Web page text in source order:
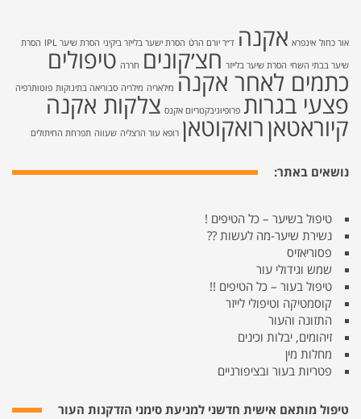
אור כחול אינפרא אקנה ד״ר יורם הרטֿ הסרת ישער בלייזר ביקיני הסרת שיער IPL
הסרת
שיער בבתי השחי הסרת שיער בלייזר חצ׳קונים חררה טיפולים
כתמים לאחר אקנה מילאריה מילריה סבוריאה בתינוקות פוטותרפיה
פצעי בגרות פרופיוניבקטריום אקנס צלקות אקנה
קיוראטאןרואקוטאן רופא עור הרצליה שעווה תפרחת החיתולים
נושאים באתר:
טיפול בשיער – כל הטיפים !
נשירת שיער-מה לעשות ??
פסוריאזיס
שמש וגידולי עור
טיפול בעור – כל הטיפים !!
קוסמטיקה וטיפולי לייזר
התזונה והעור
זיהומים, יבלות וכינים
מחלות מין
פטריות בעור ובציפורניים
טיפול מותאם אישית חדשני למניעת סימני הזדקנות העור